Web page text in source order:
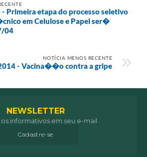
Primeira etapa do processo seletivo
em Celulose e Papel ser�
04
NOTÍCIA MENOS RECENTE
- Vacina��o contra a gripe
NEWSLETTER
informativos em seu e-mail
Cadastre-se